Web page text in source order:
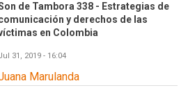
de Tambora 338 - Estrategias de
y derechos de las
en Colombia
31, 2019 - 16:04
Marulanda